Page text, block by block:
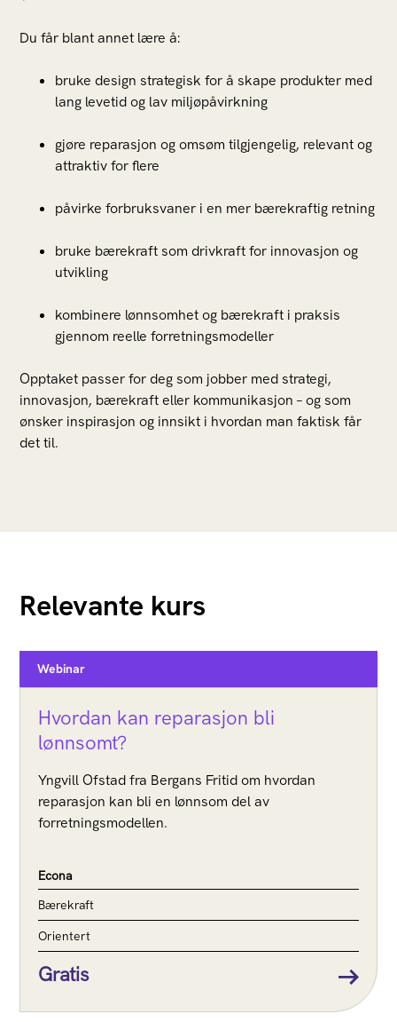
Du får blant annet lære å:
bruke design strategisk for å skape produkter med
lang levetid og lav miljøpåvirkning
gjøre reparasjon og omsøm tilgjengelig, relevant og
attraktiv for flere
påvirke forbruksvaner i en mer bærekraftig retning
bruke bærekraft som drivkraft for innovasjon og
utvikling
kombinere lønnsomhet og bærekraft i praksis
gjennom reelle forretningsmodeller
Opptaket passer for deg som jobber med strategi,
innovasjon, bærekraft eller kommunikasjon – og som
ønsker inspirasjon og innsikt i hvordan man faktisk får
det til.
Relevante kurs
Webinar
Hvordan kan reparasjon bli
lønnsomt?
Yngvill Ofstad fra Bergans Fritid om hvordan
reparasjon kan bli en lønnsom del av
forretningsmodellen.
Econa
Bærekraft
Orientert
Gratis